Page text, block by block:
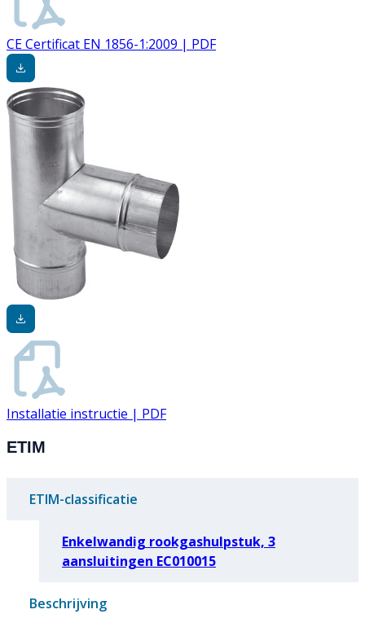
CE Certificat EN 1856-1:2009 | PDF
Installatie instructie | PDF
ETIM
ETIM-classificatie
Enkelwandig rookgashulpstuk, 3
aansluitingen EC010015
Beschrijving